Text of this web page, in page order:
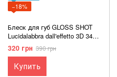
−18%
Блеск для губ GLOSS SHOT
Lucidalabbra dall'effetto 3D 34
DAYDREAM
320 грн 390 грн
Купить